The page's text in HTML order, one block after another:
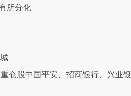
所分化
仓股中国平安、招商银行、兴业银